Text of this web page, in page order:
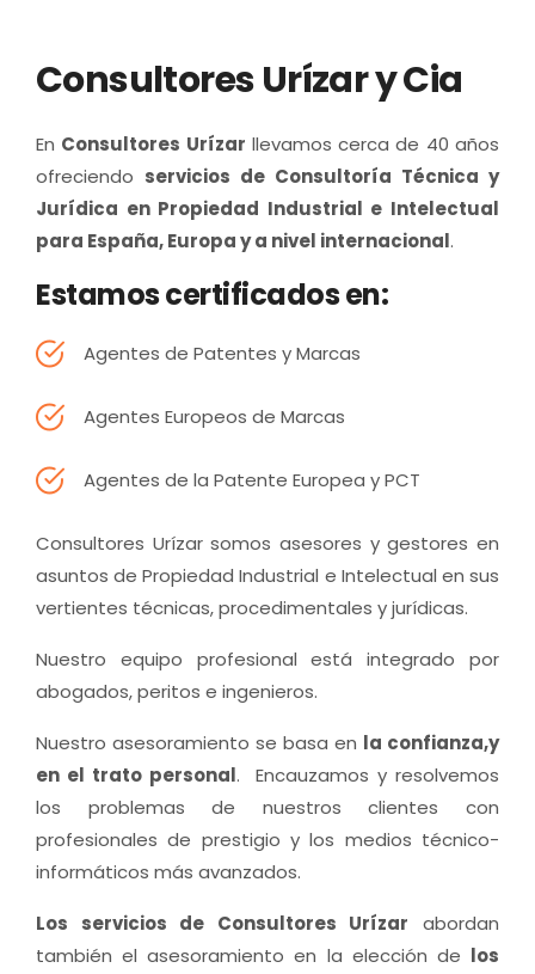
Consultores Urízar y Cia
En Consultores Urízar llevamos cerca de 40 años
ofreciendo servicios de Consultoría Técnica y
Jurídica en Propiedad Industrial e Intelectual
para España, Europa y a nivel internacional.
Estamos certificados en:
Agentes de Patentes y Marcas
Agentes Europeos de Marcas
Agentes de la Patente Europea y PCT
Consultores Urízar somos asesores y gestores en
asuntos de Propiedad Industrial e Intelectual en sus
vertientes técnicas, procedimentales y jurídicas.
Nuestro equipo profesional está integrado por
abogados, peritos e ingenieros.
Nuestro asesoramiento se basa en la confianza,y
en el trato personal. Encauzamos y resolvemos
los problemas de nuestros clientes con
profesionales de prestigio y los medios técnico-
informáticos más avanzados.
Los servicios de Consultores Urízar abordan
también el asesoramiento en la elección de los